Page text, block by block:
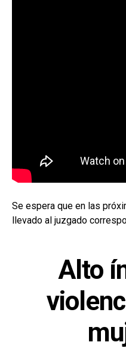
Se espera que en las
llevado al juzgado
Alto